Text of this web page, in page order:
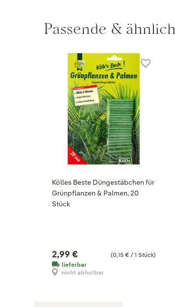
Passende &
Kölles Beste Düngestäbchen für
Grünpflanzen & Palmen, 20
Stück
(0,15 € / 1 Stück)
2,99 €
lieferbar
nicht abholbar